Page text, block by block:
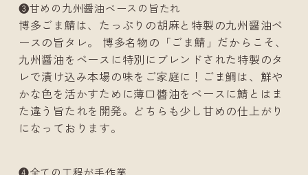
❸甘めの九州醤油ベースの旨たれ
博多ごま鯖は、たっぷりの胡麻と特製の九州醤油ベ
ースの旨タレ。 博多名物の「ごま鯖」だからこそ、
九州醤油をベースに特別にブレンドされた特製のタ
レで漬け込み本場の味をご家庭に！ごま鯛は、鮮や
かな色を活かすために薄口醬油をベースに鯖とはま
た違う旨たれを開発。どちらも少し甘めの仕上がり
になっております。
❹全ての工程が手作業